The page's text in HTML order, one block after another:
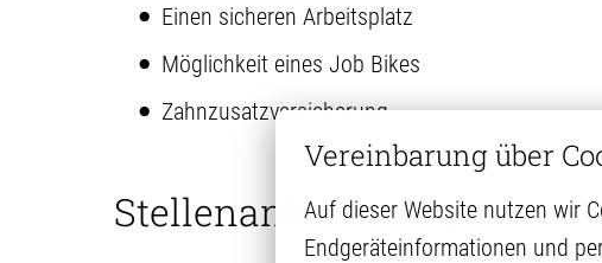
Vereinbarung über
Auf dieser Website nutzen wir
Endgeräteinformationen und
Einen sicheren Arbeitsplatz
Möglichkeit eines Job Bikes
Zahnzusatzversicherung
Stellenanforderungen